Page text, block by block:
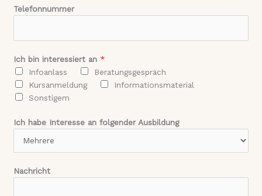
m
Telefonnummer
Ich bin interessiert an *
Infoanlass
Beratungsgespräch
Kursanmeldung
Informationsmaterial
Sonstigem
Ich habe Interesse an folgender Ausbildung
Nachricht